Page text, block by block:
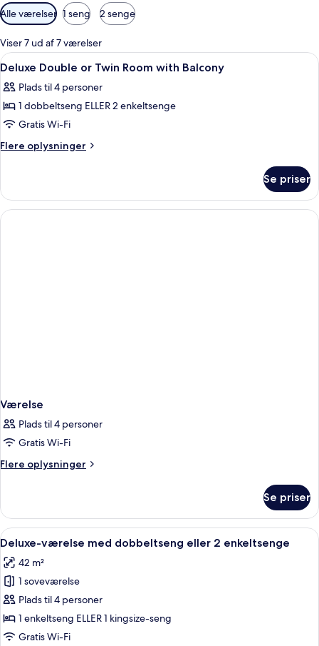
Tilgængelige
filtre
for
værelser
Alle værelser 1 seng 2 senge
Viser 7 ud af 7 værelser
Indlæs
alle
billeder
af
Deluxe
Double
Room
with
Balcony
Et hotelværelse med en seng, to
6
Deluxe Double or Twin Room with Balcony
Plads til 4 personer
1 dobbeltseng ELLER 2 enkeltsenge
Gratis Wi-Fi
Flere oplysninger
Flere
Double
or
Twin
Se priser
Værelse
Plads til 4 personer
Gratis Wi-Fi
Flere oplysninger
Flere
Se priser
Indlæs
alle
billeder
af
Deluxe-
værelse
med
Et moderne hotelværelse med en
6
Deluxe-værelse med dobbeltseng eller 2 enkeltsenge
42 m²
1 soveværelse
Plads til 4 personer
1 enkeltseng ELLER 1 kingsize-seng
Gratis Wi-Fi